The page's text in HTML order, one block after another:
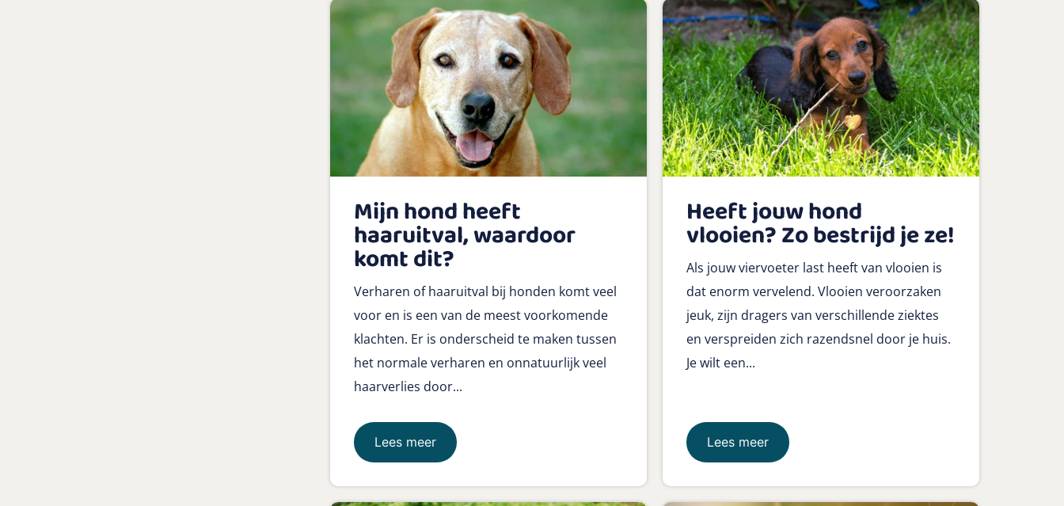
Mijn hond heeft
haaruitval, waardoor
komt dit?
Verharen of haaruitval bij honden komt veel
voor en is een van de meest voorkomende
klachten. Er is onderscheid te maken tussen
het normale verharen en onnatuurlijk veel
haarverlies door...
Lees meer
Heeft jouw hond
vlooien? Zo bestrijd je ze!
Als jouw viervoeter last heeft van vlooien is
dat enorm vervelend. Vlooien veroorzaken
jeuk, zijn dragers van verschillende ziektes
en verspreiden zich razendsnel door je huis.
Je wilt een...
Lees meer